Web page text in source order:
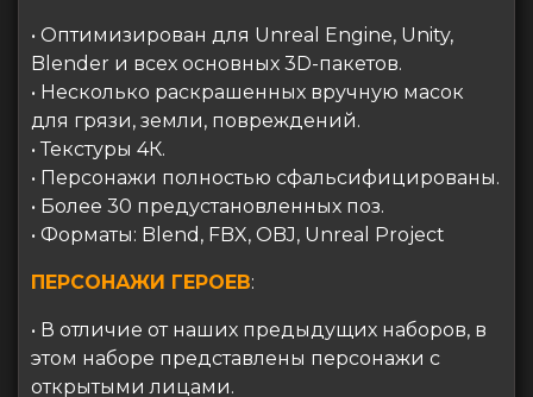
• Оптимизирован для Unreal Engine, Unity,
Blender и всех основных 3D-пакетов.
• Несколько раскрашенных вручную масок
для грязи, земли, повреждений.
• Текстуры 4К.
• Персонажи полностью сфальсифицированы.
• Более 30 предустановленных поз.
• Форматы: Blend, FBX, OBJ, Unreal Project
ПЕРСОНАЖИ ГЕРОЕВ:
• В отличие от наших предыдущих наборов, в
этом наборе представлены персонажи с
открытыми лицами.